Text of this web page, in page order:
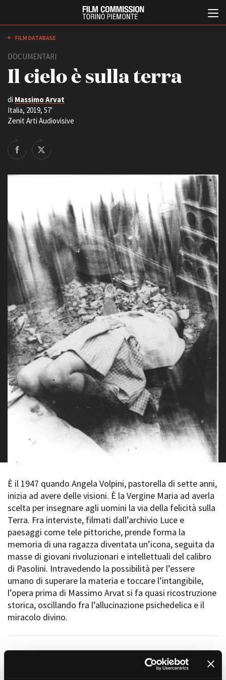
Chi siamo
La sede
Partner
Rete regionale
Bilancio sociale
Amministrazione
trasparente
Bandi e gare
Sostenibilità ambientale
SERVIZI
Servizi generali
Location scouting
Spazi nella sede FCTP
Sala Casting
Sala Paolo Tenna
FILM FUNDS
Piemonte Film Tv Fund
Piemonte Film Tv
Development Fund
Short Film Fund
PRODUCTION GUIDE
Società di produzione
Strutture di servizio
Professionisti
Attrici-Attori
Beginners
LOCATION GUIDE
FILM DATABASE
BOOK DATABASE
Anteprime in Piemonte
TFI Torino Film Industry -
Production Days
Avenue Cove - Erasmus +
Guarda che storia!
La Grazia - Immagini e
location della Torino di Paolo
Sorrentino
Open Day
Ciak in TOur!
FESTIVAL, MARKETS,
AWARDS
International Film Festival
Rotterdam
Berlinale Internationalen
Filmfestspiele Berlin
Festival de Cannes
Biografilm Festival - Bio to B
Industry Days
Locarno Film Festival
Mostra Internazionale d’Arte
Cinematografica Venezia
Toronto International Film
Festival
Festa del Cinema di Roma
Nastri d’Argento
Premio Solinas
STRUMENTI
Location - Accedi al tuo
profilo
Location - Nuovo utente
Newsletter
Lavora con noi
Stage - Tirocini - Scuola e
Lavoro
economia
FILM DATABASE
DOCUMENTARI
Il cielo è sulla terra
di Massimo Arvat
Italia, 2019, 57'
Zenit Arti Audiovisive
È il 1947 quando Angela Volpini, pastorella di sette anni,
inizia ad avere delle visioni. È la Vergine Maria ad averla
scelta per insegnare agli uomini la via della felicità sulla
Terra. Fra interviste, filmati dall’archivio Luce e
paesaggi come tele pittoriche, prende forma la
memoria di una ragazza diventata un’icona, seguita da
masse di giovani rivoluzionari e intellettuali del calibro
di Pasolini. Intravedendo la possibilità per l’essere
umano di superare la materia e toccare l’intangibile,
l’opera prima di Massimo Arvat si fa quasi ricostruzione
storica, oscillando fra l’allucinazione psichedelica e il
miracolo divino.
Il film intreccia la straordinaria storia mistica
con alcuni degli eventi fondamentali della